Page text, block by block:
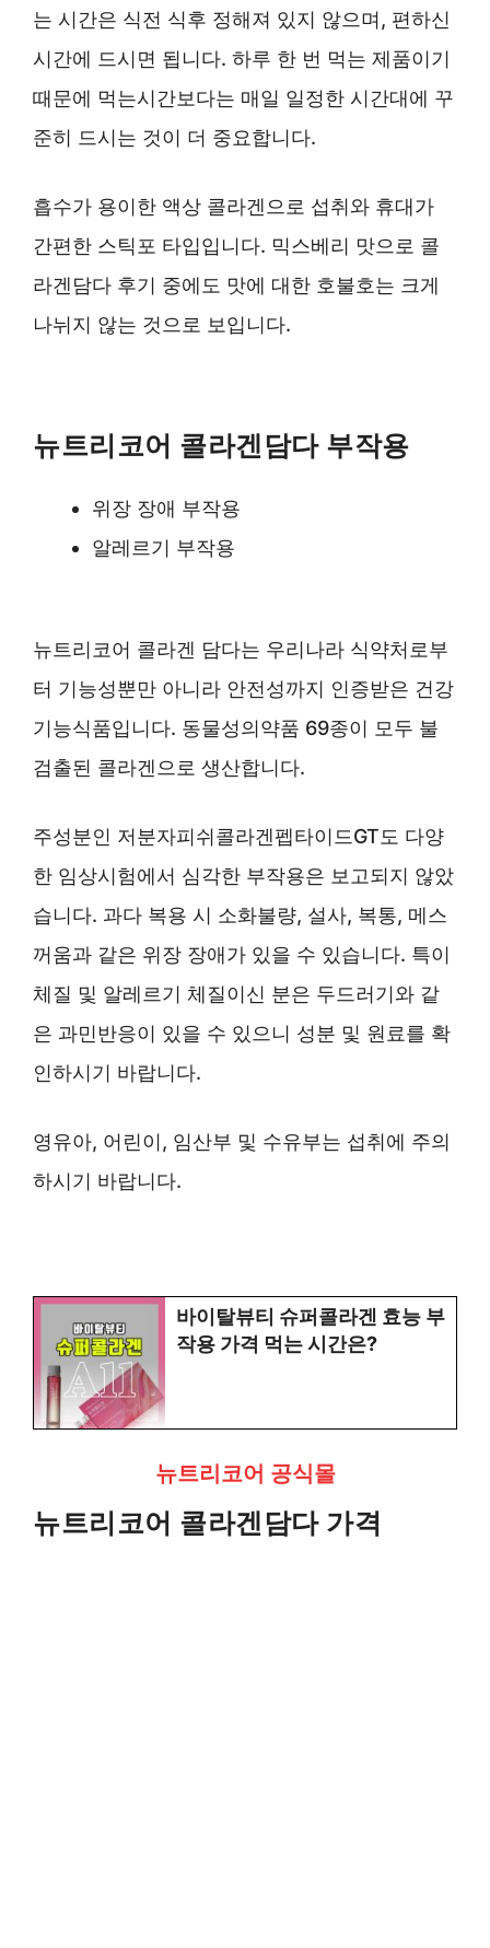
는 시간은 식전 식후 정해져 있지 않으며, 편하신
시간에 드시면 됩니다. 하루 한 번 먹는 제품이기
때문에 먹는시간보다는 매일 일정한 시간대에 꾸
준히 드시는 것이 더 중요합니다.
흡수가 용이한 액상 콜라겐으로 섭취와 휴대가
간편한 스틱포 타입입니다. 믹스베리 맛으로 콜
라겐담다 후기 중에도 맛에 대한 호불호는 크게
나뉘지 않는 것으로 보입니다.
뉴트리코어 콜라겐담다 부작용
위장 장애 부작용
알레르기 부작용
뉴트리코어 콜라겐 담다는 우리나라 식약처로부
터 기능성뿐만 아니라 안전성까지 인증받은 건강
기능식품입니다. 동물성의약품 69종이 모두 불
검출된 콜라겐으로 생산합니다.
주성분인 저분자피쉬콜라겐펩타이드GT도 다양
한 임상시험에서 심각한 부작용은 보고되지 않았
습니다. 과다 복용 시 소화불량, 설사, 복통, 메스
꺼움과 같은 위장 장애가 있을 수 있습니다. 특이
체질 및 알레르기 체질이신 분은 두드러기와 같
은 과민반응이 있을 수 있으니 성분 및 원료를 확
인하시기 바랍니다.
영유아, 어린이, 임산부 및 수유부는 섭취에 주의
하시기 바랍니다.
바이탈뷰티 슈퍼콜라겐 효능 부
작용 가격 먹는 시간은?
뉴트리코어 공식몰
뉴트리코어 콜라겐담다 가격